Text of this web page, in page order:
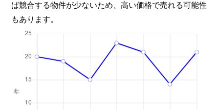
ば競合する物件が少ないため、高い価格で売れる可能性
もあります。